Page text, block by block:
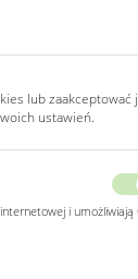
lub zaakceptować
ustawień.
i umożliwiają
Dzięki plikom